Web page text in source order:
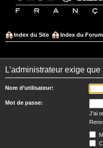
Index du Site Index du Forum
L’administrateur exige
Nom d’utilisateur:
Mot de passe:
J’ai